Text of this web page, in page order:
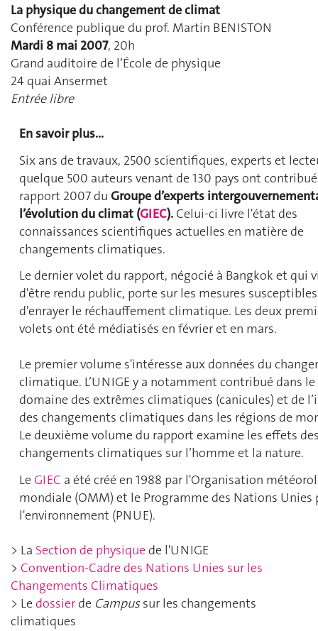
La physique du changement de climat
Conférence publique du prof. Martin BENISTON
Mardi 8 mai 2007, 20h
Grand auditoire de l’École de physique
24 quai Ansermet
Entrée libre
En savoir plus...
Six ans de travaux, 2500 scientifiques, experts et
quelque 500 auteurs venant de 130 pays ont
rapport 2007 du Groupe d’experts
l’évolution du climat (GIEC). Celui-ci livre l'état des
connaissances scientifiques actuelles en matière de
changements climatiques.
Le dernier volet du rapport, négocié à Bangkok et qui
d'être rendu public, porte sur les mesures susceptibles
d'enrayer le réchauffement climatique. Les deux
volets ont été médiatisés en février et en mars.
Le premier volume s'intéresse aux données du
climatique. L’UNIGE y a notamment contribué dans le
domaine des extrêmes climatiques (canicules) et de
des changements climatiques dans les régions de
Le deuxième volume du rapport examine les effets
changements climatiques sur l’homme et la nature.
Le GIEC a été créé en 1988 par l'Organisation
mondiale (OMM) et le Programme des Nations Unies
l'environnement (PNUE).
> La Section de physique de l'UNIGE
> Convention-Cadre des Nations Unies sur les
Changements Climatiques
> Le dossier de Campussur les changements
climatiques